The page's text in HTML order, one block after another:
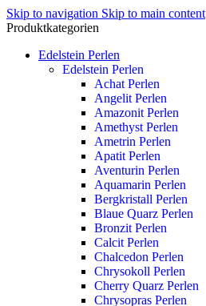
Skip to navigation Skip to main content
Produktkategorien
Edelstein Perlen
Edelstein Perlen
Achat Perlen
Angelit Perlen
Amazonit Perlen
Amethyst Perlen
Ametrin Perlen
Apatit Perlen
Aventurin Perlen
Aquamarin Perlen
Bergkristall Perlen
Blaue Quarz Perlen
Bronzit Perlen
Calcit Perlen
Chalcedon Perlen
Chrysokoll Perlen
Cherry Quarz Perlen
Chrysopras Perlen